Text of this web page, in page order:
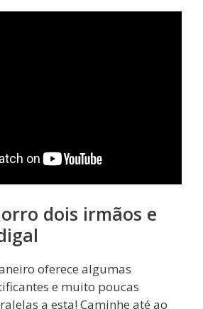
dois irmãos e
oferece algumas
e muito poucas
a esta! Caminhe até ao